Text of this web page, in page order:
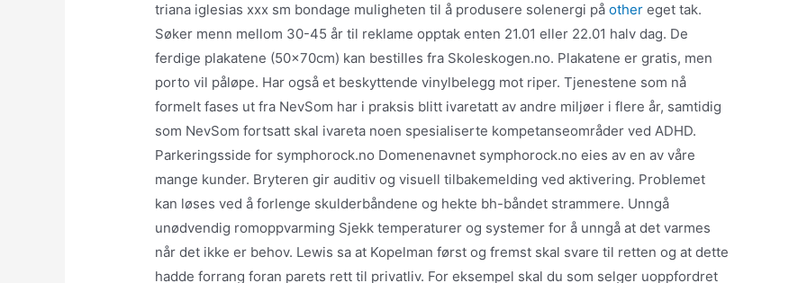
triana iglesias xxx sm bondage muligheten til å produsere solenergi påother eget tak.
Søker menn mellom 30-45 år til reklame opptak enten 21.01 eller 22.01 halv dag. De
ferdige plakatene (50x70cm) kan bestilles fra Skoleskogen.no. Plakatene er gratis, men
porto vil påløpe. Har også et beskyttende vinylbelegg mot riper. Tjenestene som nå
formelt fases ut fra NevSom har i praksis blitt ivaretatt av andre miljøer i flere år, samtidig
som NevSom fortsatt skal ivareta noen spesialiserte kompetanseområder ved ADHD.
Parkeringsside for symphorock.no Domenenavnet symphorock.no eies av en av våre
mange kunder. Bryteren gir auditiv og visuell tilbakemelding ved aktivering. Problemet
kan løses ved å forlenge skulderbåndene og hekte bh-båndet strammere. Unngå
unødvendig romoppvarming Sjekk temperaturer og systemer for å unngå at det varmes
når det ikke er behov. Lewis sa at Kopelman først og fremst skal svare til retten og at dette
hadde forrang foran parets rett til privatliv. For eksempel skal du som selger uoppfordret